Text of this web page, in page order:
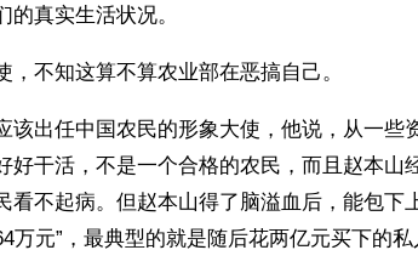
真实生活状况。
不知这算不算农业部在恶搞自己。
该出任中国农民的形象大使，他说，从一些
好干活，不是一个合格的农民，而且赵本山
看不起病。但赵本山得了脑溢血后，能包下
元”，最典型的就是随后花两亿元买下的私